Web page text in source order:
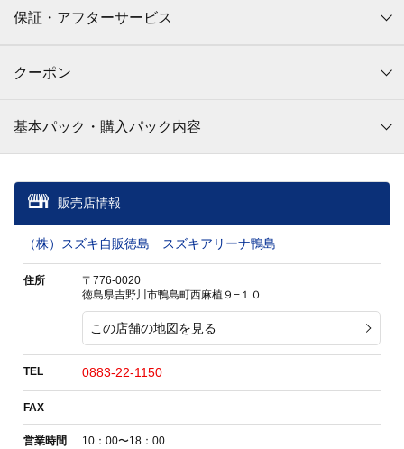
保証・アフターサービス
クーポン
基本パック・購入パック内容
販売店情報
（株）スズキ自販徳島 スズキアリーナ鴨島
住所
〒776-0020
徳島県吉野川市鴨島町西麻植９−１０
この店舗の地図を見る
TEL 0883-22-1150
FAX
営業時間 10：00〜18：00